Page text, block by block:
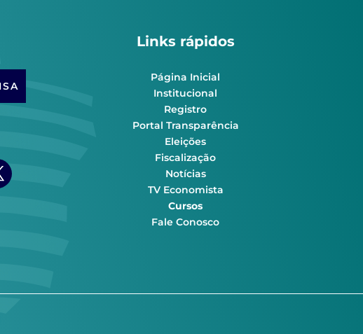
Links rápidos
Página Inicial
Institucional
Registro
Portal Transparência
Eleições
Fiscalização
Notícias
TV Economista
Cursos
Fale Conosco